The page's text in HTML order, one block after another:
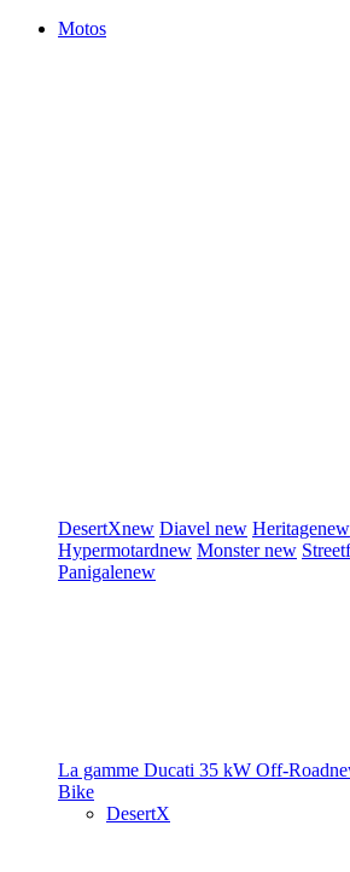
Motos
DesertXnew Diavel new Heritagenew
Hypermotardnew Monsternew
Panigalenew
La gamme Ducati 35 kW Off-Road
Bike
DesertX